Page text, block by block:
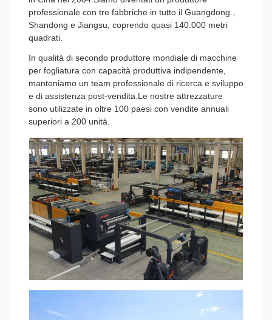
professionale con tre fabbriche in tutto il Guangdong.,
Shandong e Jiangsu, coprendo quasi 140.000 metri
quadrati.
In qualità di secondo produttore mondiale di macchine
per fogliatura con capacità produttiva indipendente,
manteniamo un team professionale di ricerca e sviluppo
e di assistenza post-vendita.Le nostre attrezzature
sono utilizzate in oltre 100 paesi con vendite annuali
superiori a 200 unità.